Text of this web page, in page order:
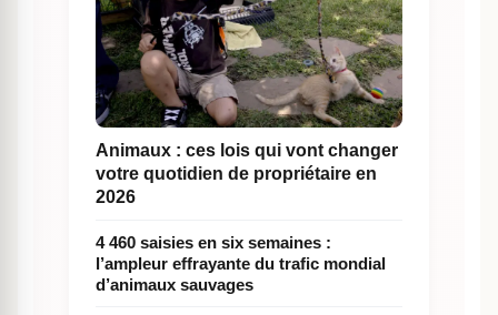
Animaux : ces lois qui vont changer
votre quotidien de propriétaire en
2026
4 460 saisies en six semaines :
l’ampleur effrayante du trafic mondial
d’animaux sauvages